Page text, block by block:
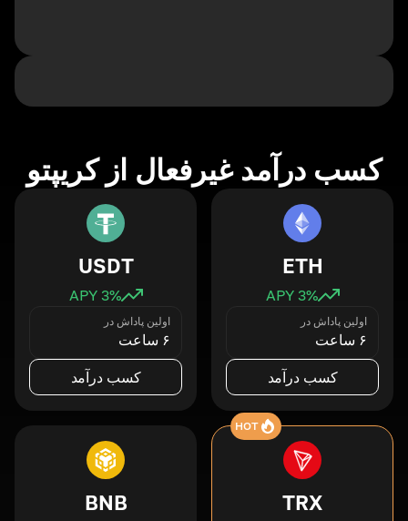
کسب درآمد غیرفعال از کریپتو
ETH
3% APY
اولین پاداش در
۶ ساعت
کسب درآمد
USDT
3% APY
اولین پاداش در
۶ ساعت
کسب درآمد
HOT
TRX
BNB